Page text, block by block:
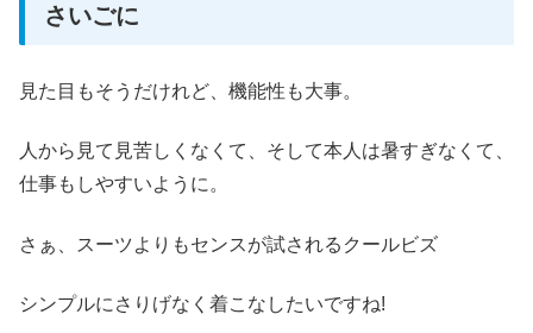
さいごに
見た目もそうだけれど、機能性も大事。
人から見て見苦しくなくて、そして本人は暑すぎなくて、
仕事もしやすいように。
さぁ、スーツよりもセンスが試されるクールビズ
シンプルにさりげなく着こなしたいですね!